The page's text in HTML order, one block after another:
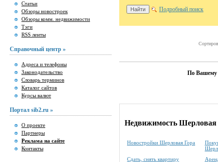
Статьи
Обзоры новостроек
Обзоры комм. недвижимости
Тэги
RSS ленты
Справочный центр »
Адреса и телефоны
Законодательство
Словарь терминов
Каталог сайтов
Курсы валют
Портал sib2.ru »
О проекте
Партнеры
Реклама на сайте
Контакты
Подробный поиск
По Вашему
Недвижимость Шерловая
Новостройки Шерловая Гора
Сдать, снять квартиру